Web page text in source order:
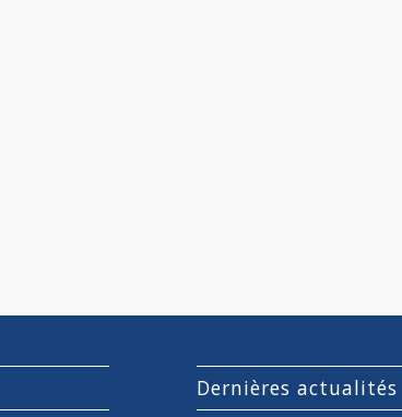
Dernières actualités